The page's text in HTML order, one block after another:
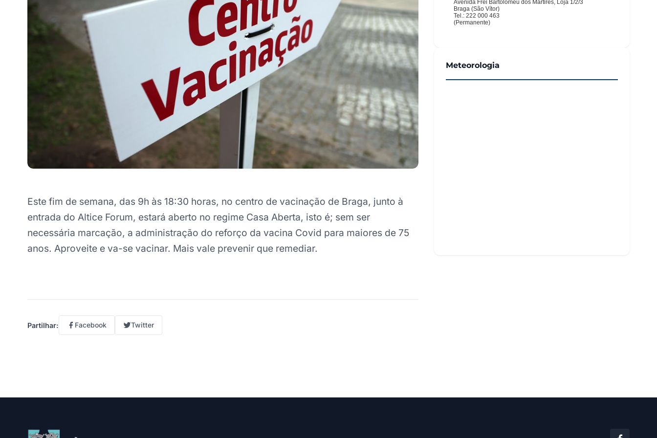
Este fim de semana, das 9h às 18:30 horas, no centro de vacinação de Braga, junto à
entrada do Altice Forum, estará aberto no regime Casa Aberta, isto é; sem ser
necessária marcação, a administração do reforço da vacina Covid para maiores de 75
anos. Aproveite e va-se vacinar. Mais vale prevenir que remediar.
Partilhar: Facebook Twitter
Meteorologia